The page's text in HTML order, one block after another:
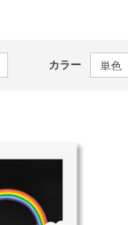
カラー